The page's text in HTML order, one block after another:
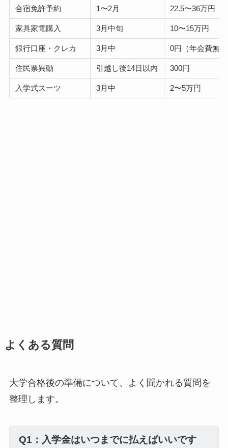
合宿免許予約 1〜2月 22.5〜36万円
家具家電購入 3月中旬 10〜15万円
銀行口座・クレカ 3月中 0円（年会費無
住民票異動 引越し後14日以内 300円
入学式スーツ 3月中 2〜5万円
よくある質問
大学合格後の準備について、よく聞かれる質問を
整理します。
Q1：入学金はいつまでに払えばいいです